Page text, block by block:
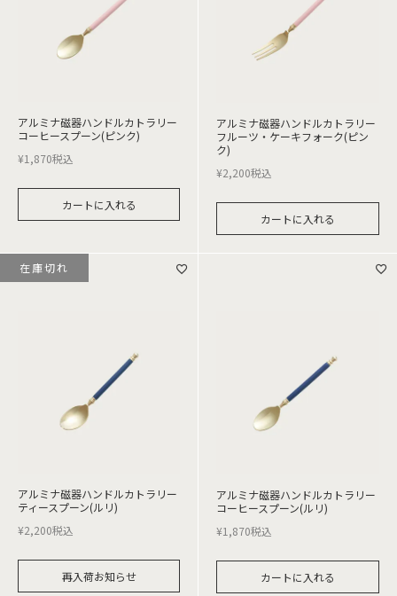
アルミナ磁器ハンドルカトラリー
コーヒースプーン(ピンク)
¥1,870税込
カートに入れる
アルミナ磁器ハンドルカトラリー
フルーツ・ケーキフォーク(ピン
ク)
¥2,200税込
カートに入れる
アルミナ磁器ハンドルカトラリー
ティースプーン(ルリ)
¥2,200税込
再入荷お知らせ
在庫切れ
アルミナ磁器ハンドルカトラリー
コーヒースプーン(ルリ)
¥1,870税込
カートに入れる